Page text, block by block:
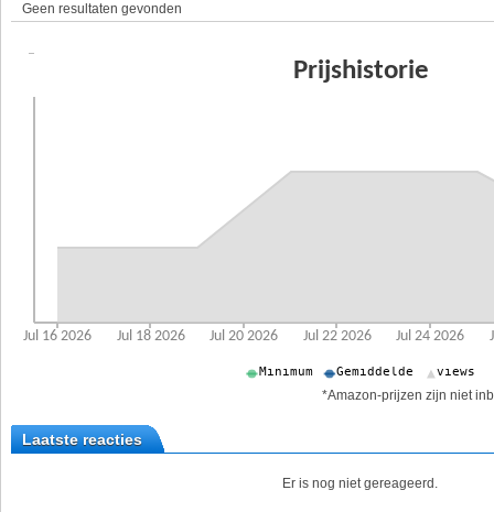
Geen resultaten gevonden
*Amazon-prijzen zijn niet
Laatste reacties
Er is nog niet gereageerd.